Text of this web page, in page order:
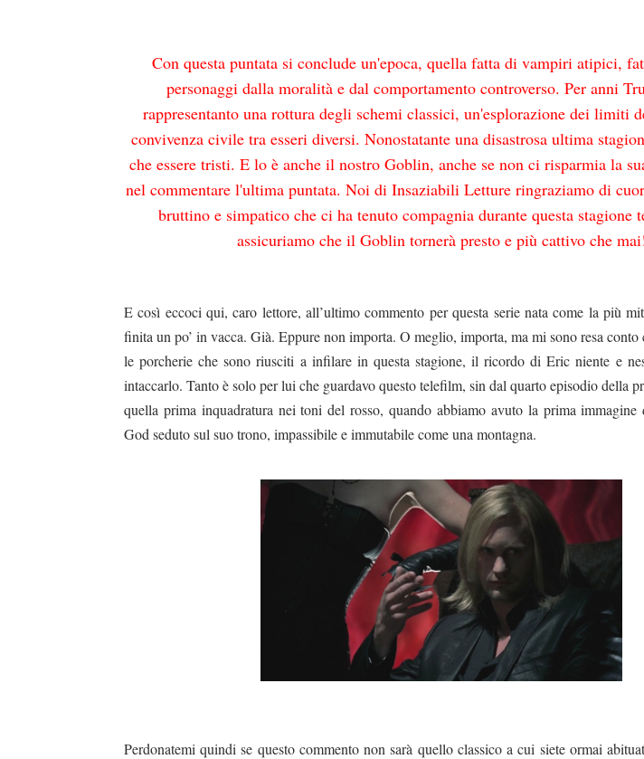
Con questa puntata si conclude un'epoca, quella fatta di vampiri atipici,
personaggi dalla moralità e dal comportamento controverso. Per anni
rappresentanto una rottura degli schemi classici, un'esplorazione dei limiti
convivenza civile tra esseri diversi. Nonostatante una disastrosa ultima
che essere tristi. E lo è anche il nostro Goblin, anche se non ci risparmia la
nel commentare l'ultima puntata. Noi di Insaziabili Letture ringraziamo di
bruttino e simpatico che ci ha tenuto compagnia durante questa stagione
assicuriamo che il Goblin tornerà presto e più cattivo che
E così eccoci qui, caro lettore, all’ultimo commento per questa serie nata come la più
finita un po’ in vacca. Già. Eppure non importa. O meglio, importa, ma mi sono resa conto
le porcherie che sono riusciti a infilare in questa stagione, il ricordo di Eric niente e
intaccarlo. Tanto è solo per lui che guardavo questo telefilm, sin dal quarto episodio della
quella prima inquadratura nei toni del rosso, quando abbiamo avuto la prima
God seduto sul suo trono, impassibile e immutabile come una montagna.
Perdonatemi quindi se questo commento non sarà quello classico a cui siete ormai